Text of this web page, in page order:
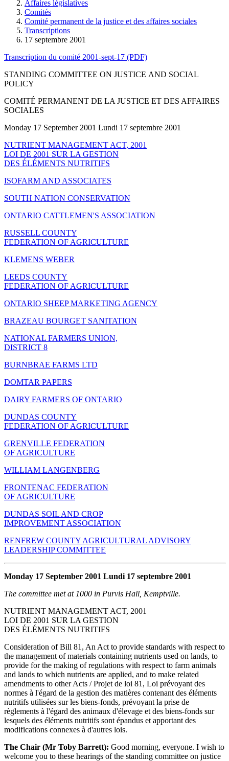
Affaires législatives
Comités
Comité permanent de la justice et des affaires sociales
Transcriptions
17 septembre 2001
Transcription du comité 2001-sept-17 (PDF)
STANDING COMMITTEE ON JUSTICE AND SOCIAL
POLICY
COMITÉ PERMANENT DE LA JUSTICE ET DES AFFAIRES
SOCIALES
Monday 17 September 2001 Lundi 17 septembre 2001
NUTRIENT MANAGEMENT ACT, 2001
LOI DE 2001 SUR LA GESTION
DES ÉLÉMENTS NUTRITIFS
ISOFARM AND ASSOCIATES
SOUTH NATION CONSERVATION
ONTARIO CATTLEMEN'S ASSOCIATION
RUSSELL COUNTY
FEDERATION OF AGRICULTURE
KLEMENS WEBER
LEEDS COUNTY
FEDERATION OF AGRICULTURE
ONTARIO SHEEP MARKETING AGENCY
BRAZEAU BOURGET SANITATION
NATIONAL FARMERS UNION,
DISTRICT 8
BURNBRAE FARMS LTD
DOMTAR PAPERS
DAIRY FARMERS OF ONTARIO
DUNDAS COUNTY
FEDERATION OF AGRICULTURE
GRENVILLE FEDERATION
OF AGRICULTURE
WILLIAM LANGENBERG
FRONTENAC FEDERATION
OF AGRICULTURE
DUNDAS SOIL AND CROP
IMPROVEMENT ASSOCIATION
RENFREW COUNTY AGRICULTURAL ADVISORY
LEADERSHIP COMMITTEE
Monday 17 September 2001 Lundi 17 septembre 2001
The committee met at 1000 in Purvis Hall, Kemptville.
NUTRIENT MANAGEMENT ACT, 2001
LOI DE 2001 SUR LA GESTION
DES ÉLÉMENTS NUTRITIFS
Consideration of Bill 81, An Act to provide standards with respect to
the management of materials containing nutrients used on lands, to
provide for the making of regulations with respect to farm animals
and lands to which nutrients are applied, and to make related
amendments to other Acts / Projet de loi 81, Loi prévoyant des
normes à l'égard de la gestion des matières contenant des éléments
nutritifs utilisées sur les biens-fonds, prévoyant la prise de
règlements à l'égard des animaux d'élevage et des biens-fonds sur
lesquels des éléments nutritifs sont épandus et apportant des
modifications connexes à d'autres lois.
The Chair (Mr Toby Barrett): Good morning, everyone. I wish to
welcome you to these hearings of the standing committee on justice